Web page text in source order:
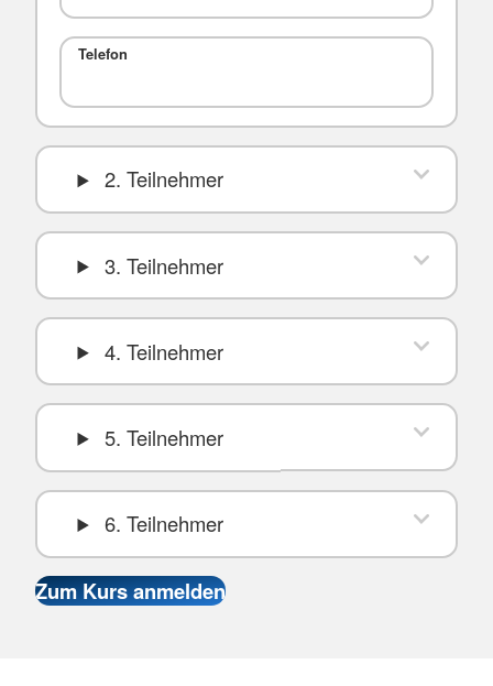
Telefon
2. Teilnehmer
3. Teilnehmer
4. Teilnehmer
5. Teilnehmer
6. Teilnehmer